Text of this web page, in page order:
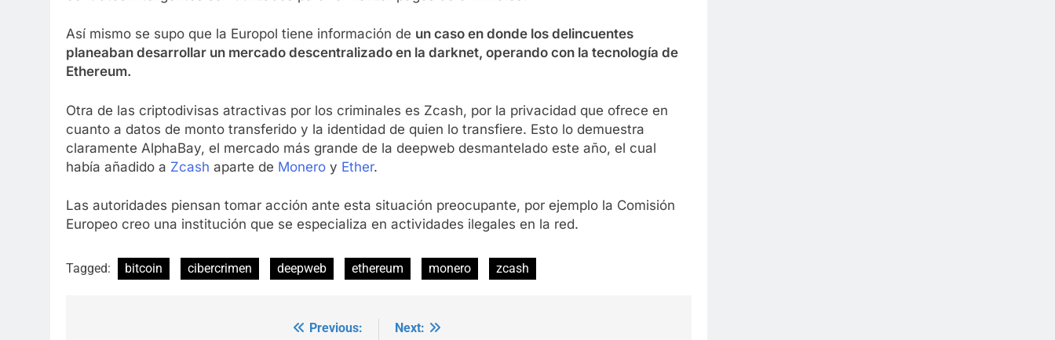
Así mismo se supo que la Europol tiene información de un caso en donde los delincuentes
planeaban desarrollar un mercado descentralizado en la darknet, operando con la tecnología de
Ethereum.
Otra de las criptodivisas atractivas por los criminales es Zcash, por la privacidad que ofrece en
cuanto a datos de monto transferido y la identidad de quien lo transfiere. Esto lo demuestra
claramente AlphaBay, el mercado más grande de la deepweb desmantelado este año, el cual
había añadido a Zcash aparte de Monero y Ether.
Las autoridades piensan tomar acción ante esta situación preocupante, por ejemplo la Comisión
Europeo creo una institución que se especializa en actividades ilegales en la red.
Tagged: bitcoin cibercrimen deepweb ethereum monero zcash
Previous:
Next: